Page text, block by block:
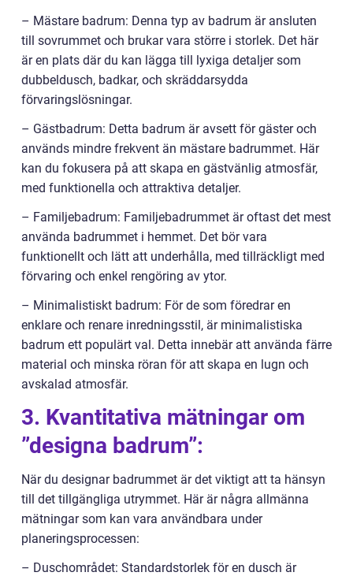
– Mästare badrum: Denna typ av badrum är ansluten
till sovrummet och brukar vara större i storlek. Det här
är en plats där du kan lägga till lyxiga detaljer som
dubbeldusch, badkar, och skräddarsydda
förvaringslösningar.
– Gästbadrum: Detta badrum är avsett för gäster och
används mindre frekvent än mästare badrummet. Här
kan du fokusera på att skapa en gästvänlig atmosfär,
med funktionella och attraktiva detaljer.
– Familjebadrum: Familjebadrummet är oftast det mest
använda badrummet i hemmet. Det bör vara
funktionellt och lätt att underhålla, med tillräckligt med
förvaring och enkel rengöring av ytor.
– Minimalistiskt badrum: För de som föredrar en
enklare och renare inredningsstil, är minimalistiska
badrum ett populärt val. Detta innebär att använda färre
material och minska röran för att skapa en lugn och
avskalad atmosfär.
3. Kvantitativa mätningar om
”designa badrum”:
När du designar badrummet är det viktigt att ta hänsyn
till det tillgängliga utrymmet. Här är några allmänna
mätningar som kan vara användbara under
planeringsprocessen:
– Duschområdet: Standardstorlek för en dusch är